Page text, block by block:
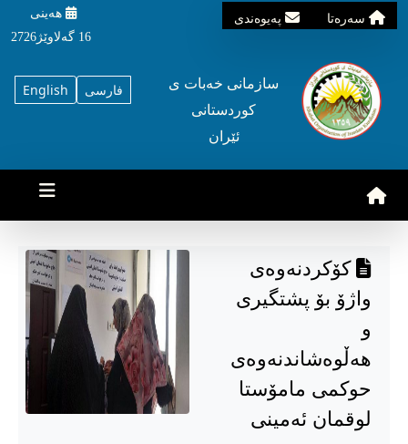
سه‌ره‌تا په‌یوه‌ندی
هه‌ینی
16 گه‌لاوێژ2726
English فارسی
سازمانی خه‌بات ی
کوردستانی
ئێران
کۆکردنەوەی
واژۆ بۆ پشتگیری
و
هەڵوەشاندنەوەی
حوکمی مامۆستا
لوقمان ئەمینی